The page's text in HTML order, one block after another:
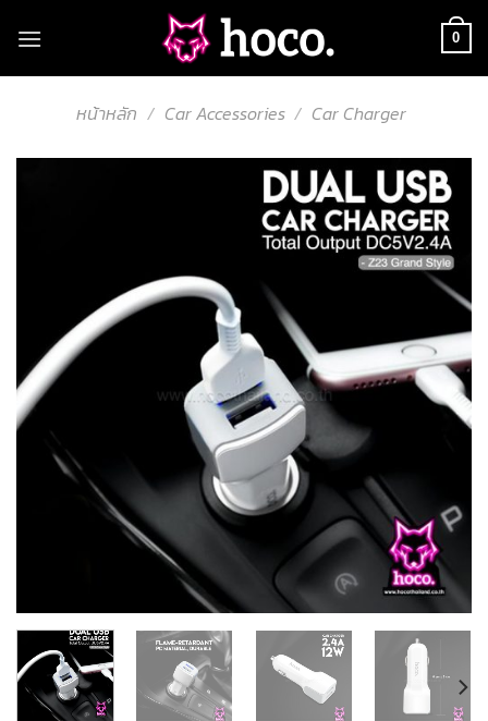
0
หน้าหลัก / Car Accessories / Car Charger